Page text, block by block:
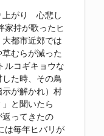
上がり 心悲し
持が歌ったヒ
都市近郊では
むらが減った
コギキョウな
た時、その鳥
が解かれ）村
と聞いたら
返ってきたの
毎年ヒバリが